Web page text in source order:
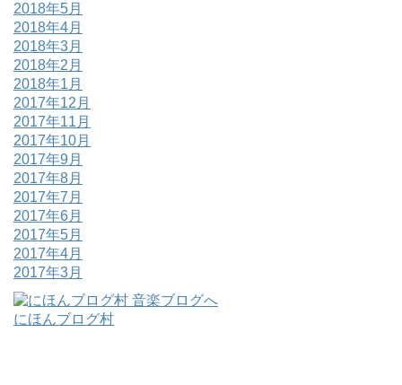
2018年5月
2018年4月
2018年3月
2018年2月
2018年1月
2017年12月
2017年11月
2017年10月
2017年9月
2017年8月
2017年7月
2017年6月
2017年5月
2017年4月
2017年3月
にほんブログ村